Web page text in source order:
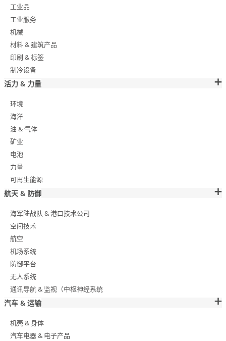
工业品
工业服务
机械
材料 & 建筑产品
印刷 & 标签
制冷设备
活力 & 力量
环境
海洋
油 & 气体
矿业
电池
力量
可再生能源
航天 & 防御
海军陆战队 & 港口技术公司
空间技术
航空
机场系统
防御平台
无人系统
通讯导航 & 监视（中枢神经系统
汽车 & 运输
机壳 & 身体
汽车电器 & 电子产品